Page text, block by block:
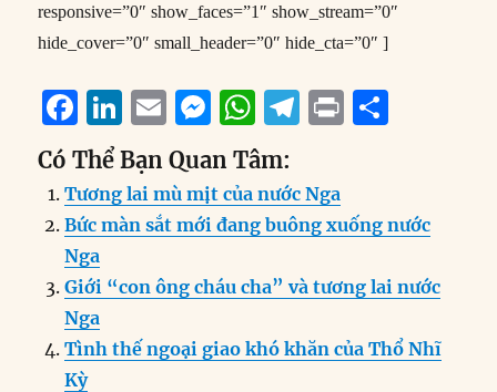
responsive=”0″ show_faces=”1″ show_stream=”0″
hide_cover=”0″ small_header=”0″ hide_cta=”0″ ]
F
a
c
e
b
o
o
k
Li
n
k
e
d
I
E
m
ai
l
M
ss
e
n
g
W
h
at
s
A
p
T
e
g
r
a
P
t
re
Có Thể Bạn Quan Tâm:
Tương lai mù mịt của nước Nga
Bức màn sắt mới đang buông xuống nước
Nga
Giới “con ông cháu cha” và tương lai nước
Nga
Tình thế ngoại giao khó khăn của Thổ Nhĩ
Kỳ